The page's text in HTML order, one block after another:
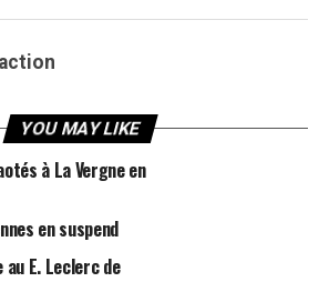
YOU MAY LIKE
à La Vergne en
en suspend
au E. Leclerc de